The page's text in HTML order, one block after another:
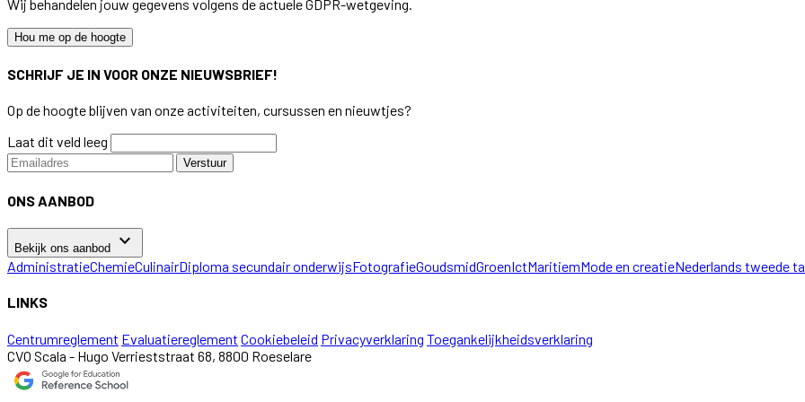
Wij behandelen jouw gegevens volgens de actuele GDPR-wetgeving.
Hou me op de hoogte
SCHRIJF JE IN VOOR ONZE NIEUWSBRIEF!
Op de hoogte blijven van onze activiteiten, cursussen en nieuwtjes?
Laat dit veld leeg
Verstuur
ONS AANBOD
Bekijk ons aanbod keyboard_arrow_down
AdministratieChemieCulinairDiploma secundair onderwijsFotografieGoudsmidGroenIctMaritiemMode en creatieNederlands tweede
LINKS
Centrumreglement Evaluatiereglement Cookiebeleid Privacyverklaring Toegankelijkheidsverklaring
CVO Scala - Hugo Verrieststraat 68, 8800 Roeselare